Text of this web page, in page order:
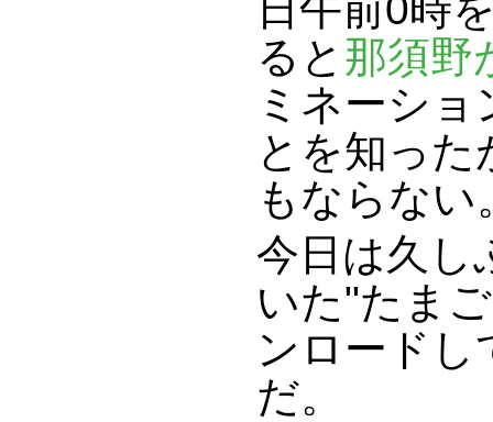
日午前0時
ると 那須野
ミネーシ
とを知っ
もならない
今日は久し
いた"たま
ンロードし
だ。